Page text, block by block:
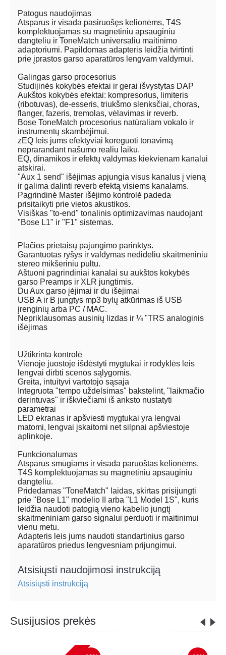
Patogus naudojimas
Atsparus ir visada pasiruošęs kelionėms, T4S
komplektuojamas su magnetiniu apsauginiu
dangteliu ir ToneMatch universaliu maitinimo
adaptoriumi. Papildomas adapteris leidžia tvirtinti
prie įprastos garso aparatūros lengvam valdymui.
Galingas garso procesorius
Studijinės kokybės efektai ir gerai išvystytas DAP
Aukštos kokybės efektai: kompresorius, limiteris
(ribotuvas), de-esseris, triukšmo slenksčiai, choras,
flanger, fazeris, tremolas, vėlavimas ir reverb.
Bose ToneMatch procesorius natūraliam vokalo ir
instrumentų skambėjimui.
zEQ leis jums efektyviai koreguoti tonavimą
neprarandant našumo realiu laiku.
EQ, dinamikos ir efektų valdymas kiekvienam kanalui
atskirai.
"Aux 1 send" išėjimas apjungia visus kanalus į vieną
ir galima dalinti reverb efektą visiems kanalams.
Pagrindinė Master išėjimo kontrolė padeda
prisitaikyti prie vietos akustikos.
Visiškas "to-end" tonalinis optimizavimas naudojant
"Bose L1" ir "F1" sistemas.
Plačios prietaisų pajungimo parinktys.
Garantuotas ryšys ir valdymas nedideliu skaitmeniniu
stereo mikšeriniu pultu.
Aštuoni pagrindiniai kanalai su aukštos kokybės
garso Preamps ir XLR jungtimis.
Du Aux garso įėjimai ir du išėjimai
USB A ir B jungtys mp3 bylų atkūrimas iš USB
įrenginių arba PC / MAC.
Nepriklausomas ausinių lizdas ir ¼ "TRS analoginis
išėjimas
Užtikrinta kontrolė
Vienoje juostoje išdėstyti mygtukai ir rodyklės leis
lengvai dirbti scenos sąlygomis.
Greita, intuityvi vartotojo sąsaja
Integruota "tempo uždelsimas" bakstelint, "laikmačio
derintuvas" ir iškviečiami iš anksto nustatyti
parametrai
LED ekranas ir apšviesti mygtukai yra lengvai
matomi, lengvai įskaitomi net silpnai apšviestoje
aplinkoje.
Funkcionalumas
Atsparus smūgiams ir visada paruoštas kelionėms,
T4S komplektuojamas su magnetiniu apsauginiu
dangteliu.
Pridedamas "ToneMatch" laidas, skirtas prisijungti
prie "Bose L1" modelio II arba "L1 Model 1S", kuris
leidžia naudoti patogią vieno kabelio jungtį
skaitmeniniam garso signalui perduoti ir maitinimui
vienu metu.
Adapteris leis jums naudoti standartinius garso
aparatūros priedus lengvesniam prijungimui.
Atsisiųsti naudojimosi instrukciją
Atsisiųsti instrukciją
Susijusios prekės